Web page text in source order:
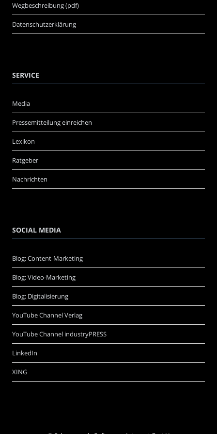
Wegbeschreibung (pdf)
Datenschutzerklärung
SERVICE
Media
Pressemitteilung einreichen
Lexikon
Ratgeber
Nachrichten
SOCIAL MEDIA
Blog: Content-Marketing
Blog: Video-Marketing
Blog: Digitalisierung
YouTube Channel Verlag
YouTube Channel industryPRESS
LinkedIn
XING